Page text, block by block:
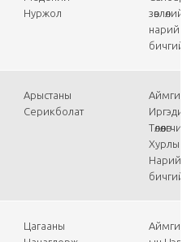
Нуржол
зөвлөлийн
нарийн
Арыстаны
Серикболат
Хурлын
Нарийн
Цагааны